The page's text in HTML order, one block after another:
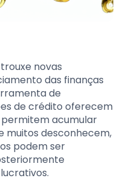
novas
das finanças
de
de crédito oferecem
acumular
muitos desconhecem,
podem ser